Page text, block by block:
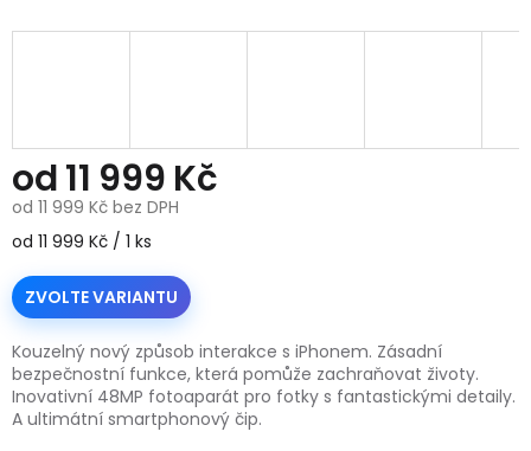
od11 999 Kč
od 11 999 Kč bez DPH
Měrná
od 11 999 Kč / 1 ks
ZVOLTE VARIANTU
Kouzelný nový způsob interakce s iPhonem. Zásadní
bezpečnostní funkce, která pomůže zachraňovat životy.
Inovativní 48MP fotoaparát pro fotky s fantastickými detaily.
A ultimátní smartphonový čip.